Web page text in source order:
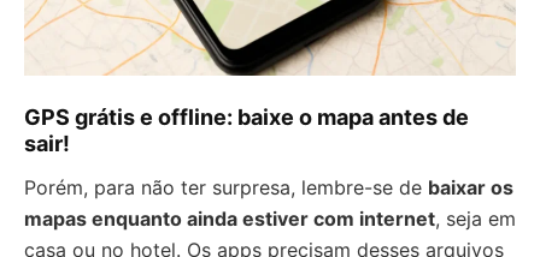
GPS grátis e offline: baixe o mapa antes de
sair!
Porém, para não ter surpresa, lembre-se de baixar os
mapas enquanto ainda estiver com internet, seja em
casa ou no hotel. Os apps precisam desses arquivos